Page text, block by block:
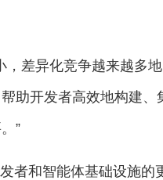
，差异化竞争越来越多
助开发者高效地构建、
”
者和智能体基础设施的